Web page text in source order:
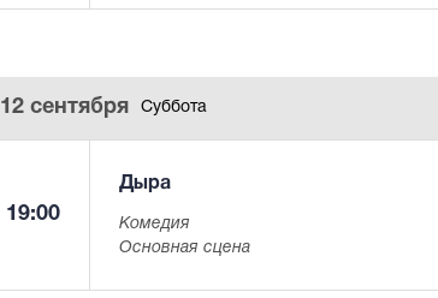
12 сентября Суббота
19:00
Дыра
Комедия
Основная сцена